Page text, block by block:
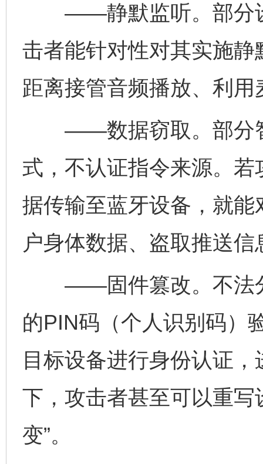
——静默监听。部分设
击者能针对性对其实施
距离接管音频播放、利
——数据窃取。部分智
式，不认证指令来源。
据传输至蓝牙设备，就
户身体数据、盗取推送信
——固件篡改。不法分
的PIN码（个人识别码）
目标设备进行身份认证
下，攻击者甚至可以重写
变”。